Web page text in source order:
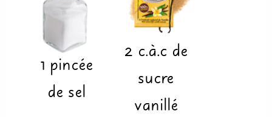
1 pincée
de sel
2 c.à.c de
sucre
vanillé